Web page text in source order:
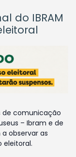
do IBRAM
de comunicação
– Ibram e de
observar as
eleitoral.